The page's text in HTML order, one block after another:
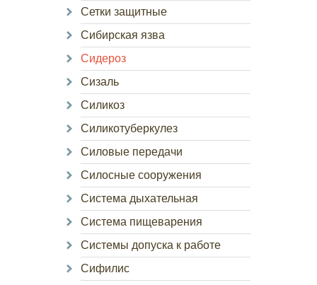
Сетки защитные
Сибирская язва
Сидероз
Сизаль
Силикоз
Силикотуберкулез
Силовые передачи
Силосные сооружения
Система дыхательная
Система пищеварения
Системы допуска к работе
Сифилис